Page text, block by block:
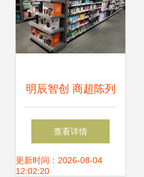
明辰智创 商超陈列
领域的集成制造专
家
查看详情
更新时间：2026-08-04
12:02:20